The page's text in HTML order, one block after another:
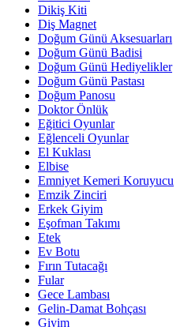
Dikiş Kiti
Diş Magnet
Doğum Günü Aksesuarları
Doğum Günü Badisi
Doğum Günü Hediyelikler
Doğum Günü Pastası
Doğum Panosu
Doktor Önlük
Eğitici Oyunlar
Eğlenceli Oyunlar
El Kuklası
Elbise
Emniyet Kemeri Koruyucu
Emzik Zinciri
Erkek Giyim
Eşofman Takımı
Etek
Ev Botu
Fırın Tutacağı
Fular
Gece Lambası
Gelin-Damat Bohçası
Giyim